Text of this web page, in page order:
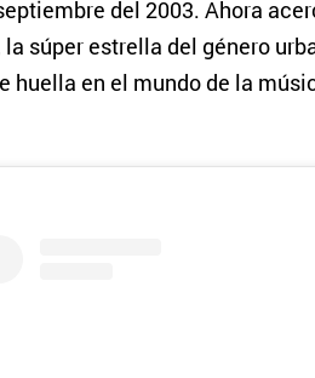
del 2003. Ahora
súper estrella del género
huella en el mundo de la